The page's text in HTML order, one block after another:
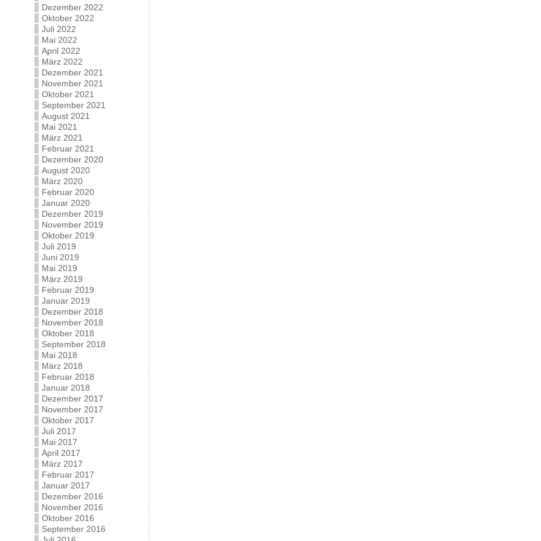
Dezember 2022
Oktober 2022
Juli 2022
Mai 2022
April 2022
März 2022
Dezember 2021
November 2021
Oktober 2021
September 2021
August 2021
Mai 2021
März 2021
Februar 2021
Dezember 2020
August 2020
März 2020
Februar 2020
Januar 2020
Dezember 2019
November 2019
Oktober 2019
Juli 2019
Juni 2019
Mai 2019
März 2019
Februar 2019
Januar 2019
Dezember 2018
November 2018
Oktober 2018
September 2018
Mai 2018
März 2018
Februar 2018
Januar 2018
Dezember 2017
November 2017
Oktober 2017
Juli 2017
Mai 2017
April 2017
März 2017
Februar 2017
Januar 2017
Dezember 2016
November 2016
Oktober 2016
September 2016